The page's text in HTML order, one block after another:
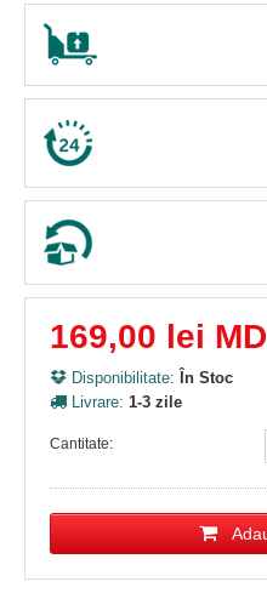
169,00 lei MD
Disponibilitate: În Stoc
Livrare: 1-3 zile
Cantitate: